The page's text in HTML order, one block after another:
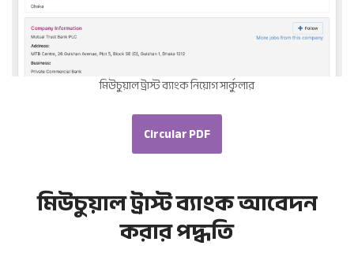
মিউচুয়াল ট্রাস্ট ব্যাংক নিয়োগ সার্কুলার
Circular PDF
মিউচুয়াল ট্রাস্ট ব্যাংক আবেদন
করার পদ্ধতি